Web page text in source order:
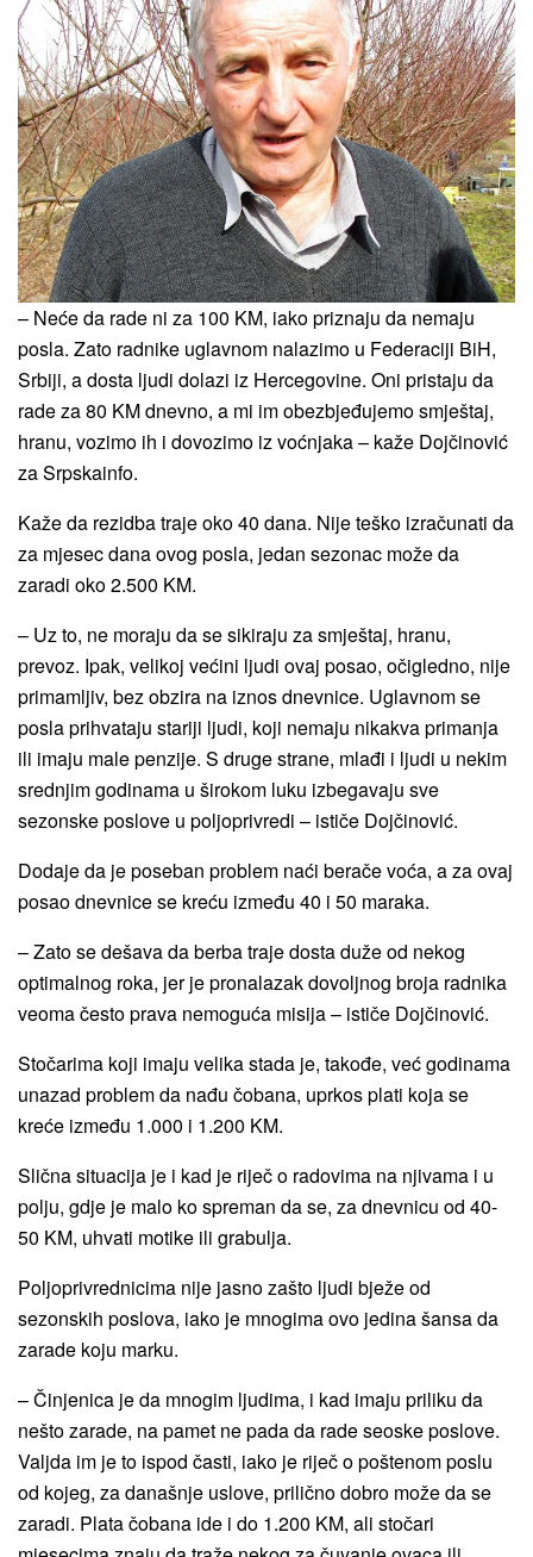
– Neće da rade ni za 100 KM, iako priznaju da nemaju
posla. Zato radnike uglavnom nalazimo u Federaciji BiH,
Srbiji, a dosta ljudi dolazi iz Hercegovine. Oni pristaju da
rade za 80 KM dnevno, a mi im obezbjeđujemo smještaj,
hranu, vozimo ih i dovozimo iz voćnjaka – kaže Dojčinović
za Srpskainfo.
Kaže da rezidba traje oko 40 dana. Nije teško izračunati da
za mjesec dana ovog posla, jedan sezonac može da
zaradi oko 2.500 KM.
– Uz to, ne moraju da se sikiraju za smještaj, hranu,
prevoz. Ipak, velikoj većini ljudi ovaj posao, očigledno, nije
primamljiv, bez obzira na iznos dnevnice. Uglavnom se
posla prihvataju stariji ljudi, koji nemaju nikakva primanja
ili imaju male penzije. S druge strane, mlađi i ljudi u nekim
srednjim godinama u širokom luku izbegavaju sve
sezonske poslove u poljoprivredi – ističe Dojčinović.
Dodaje da je poseban problem naći berače voća, a za ovaj
posao dnevnice se kreću između 40 i 50 maraka.
– Zato se dešava da berba traje dosta duže od nekog
optimalnog roka, jer je pronalazak dovoljnog broja radnika
veoma često prava nemoguća misija – ističe Dojčinović.
Stočarima koji imaju velika stada je, takođe, već godinama
unazad problem da nađu čobana, uprkos plati koja se
kreće između 1.000 i 1.200 KM.
Slična situacija je i kad je riječ o radovima na njivama i u
polju, gdje je malo ko spreman da se, za dnevnicu od 40-
50 KM, uhvati motike ili grabulja.
Poljoprivrednicima nije jasno zašto ljudi bježe od
sezonskih poslova, iako je mnogima ovo jedina šansa da
zarade koju marku.
– Činjenica je da mnogim ljudima, i kad imaju priliku da
nešto zarade, na pamet ne pada da rade seoske poslove.
Valjda im je to ispod časti, iako je riječ o poštenom poslu
od kojeg, za današnje uslove, prilično dobro može da se
zaradi. Plata čobana ide i do 1.200 KM, ali stočari